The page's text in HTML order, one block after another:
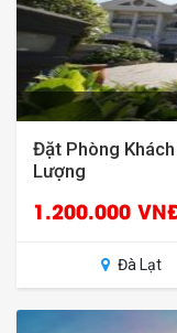
Đặt Phòng
Lượng
1.200.000
Đà Lạt